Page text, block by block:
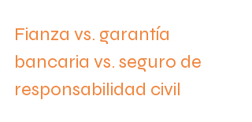
Fianza vs. garantía
bancaria vs. seguro de
responsabilidad civil